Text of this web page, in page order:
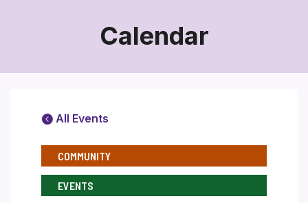
Calendar
All Events
COMMUNITY
EVENTS